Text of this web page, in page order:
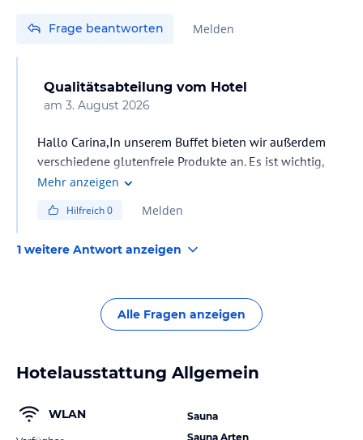
Frage beantworten Melden
Qualitätsabteilung vom Hotel
am 3. August 2026
Hallo Carina,In unserem Buffet bieten wir außerdem
verschiedene glutenfreie Produkte an. Es ist wichtig,
dass Sie uns vor Ihrer Anreise darüber informieren. Nach
Rezeption, wo Ihnen das entsprechende Verfahren
freundlichen Grüssen Qualitätsabteilung
Mehr anzeigen
Hilfreich0 Melden
1 weitere Antwort anzeigen
Alle Fragen anzeigen
Hotelausstattung Allgemein
WLAN
Sauna
Sauna Arten